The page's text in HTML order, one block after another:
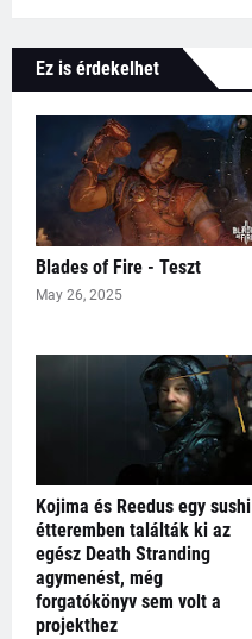
Ez is érdekelhet
Blades of Fire - Teszt
May 26, 2025
Kojima és Reedus egy sushi
étteremben találták ki az
egész Death Stranding
agymenést, még
forgatókönyv sem volt a
projekthez